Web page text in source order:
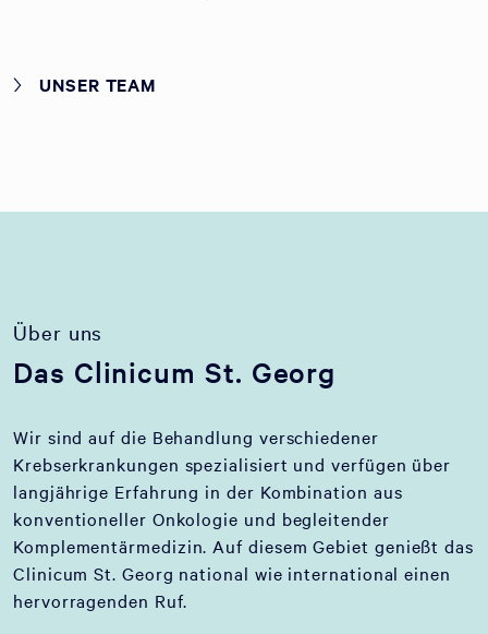
UNSER TEAM
Über uns
Das Clinicum St. Georg
Wir sind auf die Behandlung verschiedener
Krebserkrankungen spezialisiert und verfügen über
langjährige Erfahrung in der Kombination aus
konventioneller Onkologie und begleitender
Komplementärmedizin. Auf diesem Gebiet genießt das
Clinicum St. Georg national wie international einen
hervorragenden Ruf.